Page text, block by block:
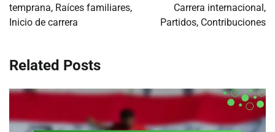
temprana, Raíces familiares,
Inicio de carrera
Carrera internacional,
Partidos, Contribuciones
Related Posts